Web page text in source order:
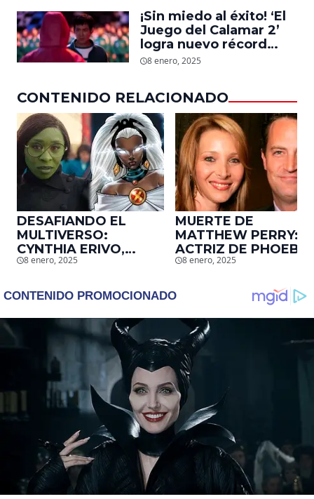
daño que le hizo la
industria a su cuerpo
¡Sin miedo al éxito! ‘El
Juego del Calamar 2’
logra nuevo récord
mundial en tan solo 11
8 enero, 2025
CONTENIDO RELACIONADO
DESAFIANDO EL
MULTIVERSO:
CYNTHIA ERIVO,
PROTAGONISTA DE
SER STORM EN EL
8 enero, 2025
MUERTE DE
MATTHEW PERRY:
ACTRIZ DE PHOEBE,
EN ‘FRIENDS’,
EMOTIVO MENSAJE
QUE EL ACTOR LE
DEJÓ
8 enero, 2025